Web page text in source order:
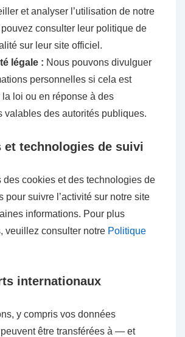
et analyser l’utilisation de notre
consulter leur politique de
sur leur site officiel.
légale : Nous pouvons divulguer
personnelles si cela est
la loi ou en réponse à des
valables des autorités publiques.
et technologies de suivi
des cookies et des technologies de
pour suivre l’activité sur notre site
informations. Pour plus
veuillez consulter notre Politique
internationaux
y compris vos données
être transférées à — et